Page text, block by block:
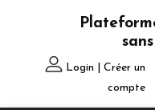
Login | Créer un
compte